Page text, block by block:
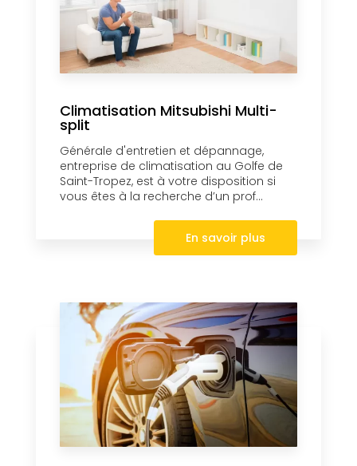
Climatisation Mitsubishi Multi-
split
Générale d'entretien et dépannage,
entreprise de climatisation au Golfe de
Saint-Tropez, est à votre disposition si
vous êtes à la recherche d’un prof...
En savoir plus